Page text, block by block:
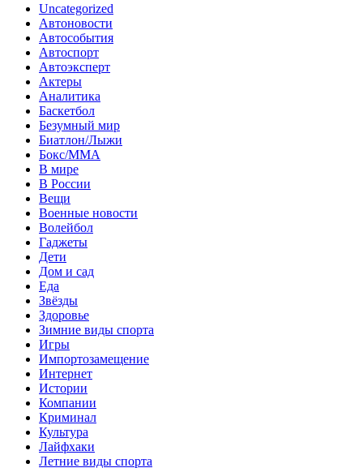
Uncategorized
Автоновости
Автособытия
Автоспорт
Автоэксперт
Актеры
Аналитика
Баскетбол
Безумный мир
Биатлон/Лыжи
Бокс/MMA
В мире
В России
Вещи
Военные новости
Волейбол
Гаджеты
Дети
Дом и сад
Еда
Звёзды
Здоровье
Зимние виды спорта
Игры
Импортозамещение
Интернет
Истории
Компании
Криминал
Культура
Лайфхаки
Летние виды спорта